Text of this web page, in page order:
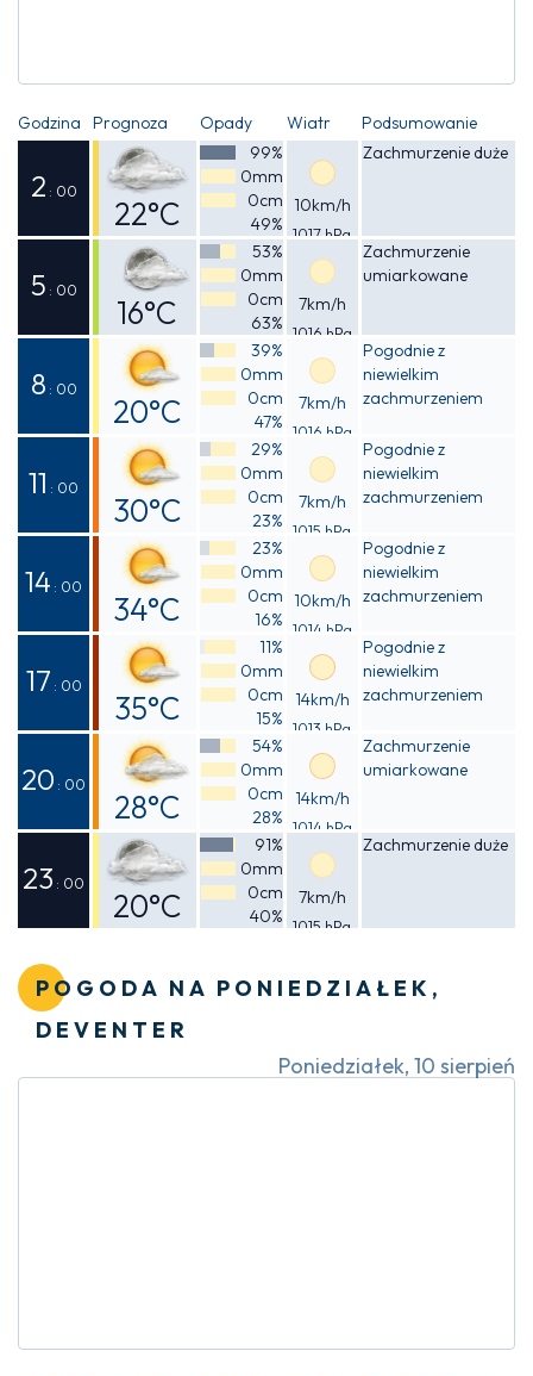
Godzina Prognoza Opady Wiatr Podsumowanie
2 : 00
22°C
Odczuwalna
21°C
99%
0mm
0cm
49%
10km/h
1017 hPa
Zachmurzenie duże
5 : 00
16°C
Odczuwalna
15°C
53%
0mm
0cm
63%
7km/h
1016 hPa
Zachmurzenie
umiarkowane
8 : 00
20°C
Odczuwalna
20°C
39%
0mm
0cm
47%
7km/h
1016 hPa
Pogodnie z
niewielkim
zachmurzeniem
11 : 00
30°C
Odczuwalna
28°C
29%
0mm
0cm
23%
7km/h
1015 hPa
Pogodnie z
niewielkim
zachmurzeniem
14 : 00
34°C
Odczuwalna
31°C
23%
0mm
0cm
16%
10km/h
1014 hPa
Pogodnie z
niewielkim
zachmurzeniem
17 : 00
35°C
Odczuwalna
32°C
11%
0mm
0cm
15%
14km/h
1013 hPa
Pogodnie z
niewielkim
zachmurzeniem
20 : 00
28°C
Odczuwalna
27°C
54%
0mm
0cm
28%
14km/h
1014 hPa
Zachmurzenie
umiarkowane
23 : 00
20°C
91%
0mm
0cm
40%
7km/h
1015 hPa
Zachmurzenie duże
POGODA NA PONIEDZIAŁEK,
DEVENTER
Poniedziałek, 10 sierpień